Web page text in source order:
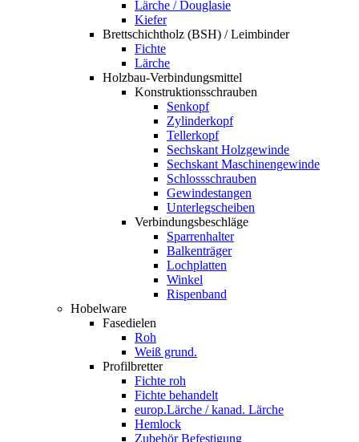
Lärche / Douglasie
Kiefer
Brettschichtholz (BSH) / Leimbinder
Fichte
Lärche
Holzbau-Verbindungsmittel
Konstruktionsschrauben
Senkopf
Zylinderkopf
Tellerkopf
Sechskant Holzgewinde
Sechskant Maschinengewinde
Schlossschrauben
Gewindestangen
Unterlegscheiben
Verbindungsbeschläge
Sparrenhalter
Balkenträger
Lochplatten
Winkel
Rispenband
Hobelware
Fasedielen
Roh
Weiß grund.
Profilbretter
Fichte roh
Fichte behandelt
europ.Lärche / kanad. Lärche
Hemlock
Zubehör Befestigung